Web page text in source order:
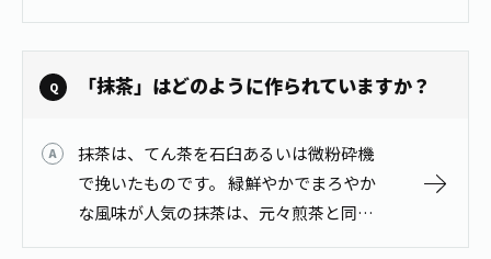
滋味と優雅な香気が特徴のお茶です。
「抹茶」はどのように作られていますか？
抹茶は、てん茶を石臼あるいは微粉砕機
で挽いたものです。 緑鮮やかでまろやか
な風味が人気の抹茶は、元々煎茶と同じ
「茶の樹」からできています。 抹茶にな